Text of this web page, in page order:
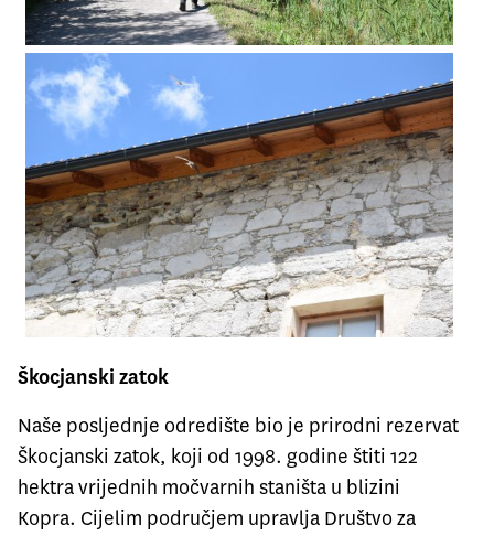
Škocjanski zatok
Naše posljednje odredište bio je prirodni rezervat
Škocjanski zatok, koji od 1998. godine štiti 122
hektra vrijednih močvarnih staništa u blizini
Kopra. Cijelim područjem upravlja Društvo za